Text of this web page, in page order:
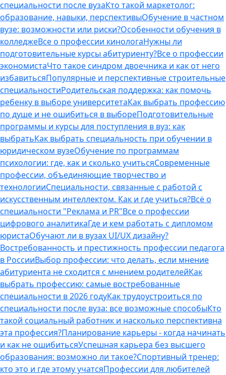
специальности после вузаКто такой маркетолог:
образование, навыки, перспективыОбучение в частном
вузе: возможности или риски?Особенности обучения в
колледжеВсе о профессии кинологаНужны ли
подготовительные курсы абитуриенту?Все о профессии
экономистаЧто такое синдром двоечника и как от него
избавитьсяПопулярные и перспективные строительные
специальностиРодительская поддержка: как помочь
ребенку в выборе университетаКак выбрать профессию
по душе и не ошибиться в выбореПодготовительные
программы и курсы для поступления в вуз: как
выбратьКак выбрать специальность при обучении в
юридическом вузеОбучение по программам
психологии: где, как и сколько учитьсяСовременные
профессии, объединяющие творчество и
технологииСпециальности, связанные с работой с
искусственным интеллектом. Как и где учиться?Всё о
специальности "Реклама и PR"Все о профессии
цифрового аналитикаГде и кем работать с дипломом
юристаОбучают ли в вузах UI/UX дизайну?
Востребованность и престижность профессии педагога
в РоссииВыбор профессии: что делать, если мнение
абитуриента не сходится с мнением родителейКак
выбрать профессию: самые востребованные
специальности в 2026 годуКак трудоустроиться по
специальности после вуза: все возможные способыКто
такой социальный работник и насколько перспективна
эта профессия?Планирование карьеры - когда начинать
и как не ошибитьсяУспешная карьера без высшего
образования: возможно ли такое?Спортивный тренер:
кто это и где этому учатсяПрофессии для любителей